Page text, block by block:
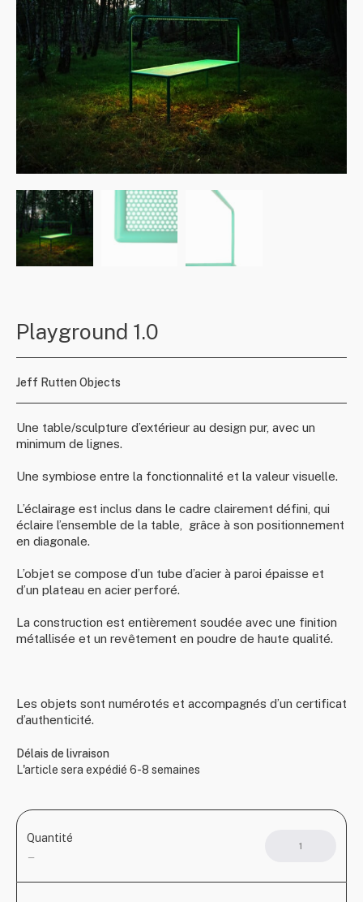
Playground 1.0
Jeff Rutten Objects
Une table/sculpture d’extérieur au design pur, avec un
minimum de lignes.
Une symbiose entre la fonctionnalité et la valeur visuelle.
L’éclairage est inclus dans le cadre clairement défini, qui
éclaire l’ensemble de la table, grâce à son positionnement
en diagonale.
L’objet se compose d’un tube d’acier à paroi épaisse et
d’un plateau en acier perforé.
La construction est entièrement soudée avec une finition
métallisée et un revêtement en poudre de haute qualité.
Les objets sont numérotés et accompagnés d’un certificat
d’authenticité.
Délais de livraison
L'article sera expédié 6-8 semaines
Quantité
—
1.0